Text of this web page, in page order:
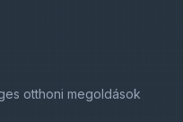
otthoni megoldások